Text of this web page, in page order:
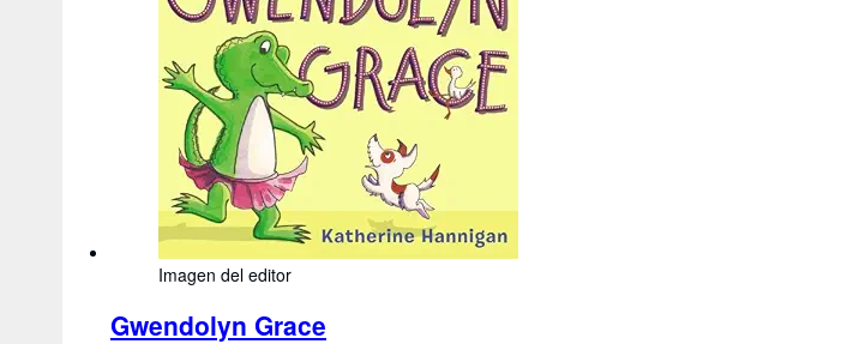
Imagen del editor
Gwendolyn Grace